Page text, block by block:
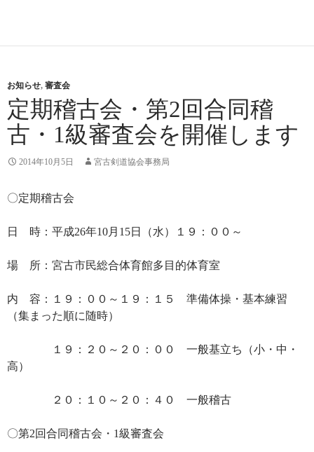
お知らせ, 審査会
定期稽古会・第2回合同稽
古・1級審査会を開催します
2014年10月5日 宮古剣道協会事務局
〇定期稽古会
日 時：平成26年10月15日（水）１９：００～
場 所：宮古市民総合体育館多目的体育室
内 容：１９：００～１９：１５ 準備体操・基本練習
（集まった順に随時）
１９：２０～２０：００ 一般基立ち（小・中・
高）
２０：１０～２０：４０ 一般稽古
〇第2回合同稽古会・1級審査会